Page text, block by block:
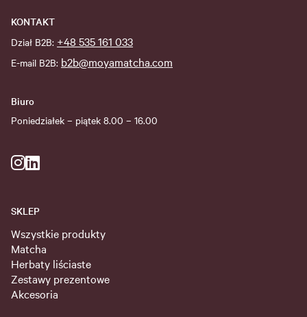
KONTAKT
Dział B2B: +48 535 161 033
E-mail B2B: b2b@moyamatcha.com
Biuro
Poniedziałek – piątek 8.00 – 16.00
SKLEP
Wszystkie produkty
Matcha
Herbaty liściaste
Zestawy prezentowe
Akcesoria